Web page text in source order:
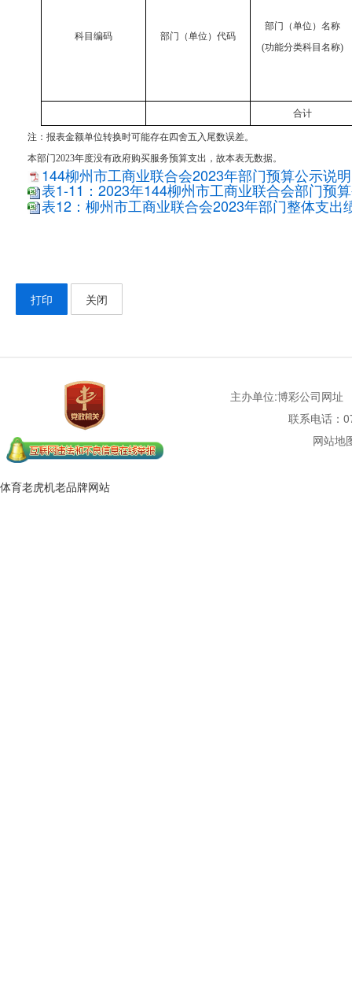
科目编码 部门（单位）代码
部门（单位）名称
(功能分类科目名称)
合计
注：报表金额单位转换时可能存在四舍五入尾数误差。
本部门2023年度没有政府购买服务预算支出，故本表无数据。
144柳州市工商业联合会2023年部门预算公示说
表1-11：2023年144柳州市工商业联合会部门预
表12：柳州市工商业联合会2023年部门整体支出
打印 关闭
主办单位:博彩公司网址
联系电话：
网站地
体育老虎机老品牌网站